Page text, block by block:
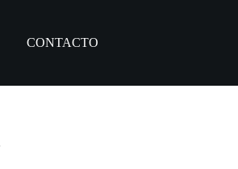
CONTACTO